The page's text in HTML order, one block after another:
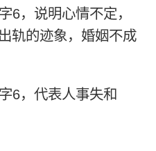
6，说明心情不定，
轨的迹象，婚姻不成
6，代表人事失和